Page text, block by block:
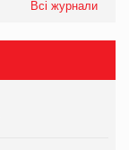
Всі журнали